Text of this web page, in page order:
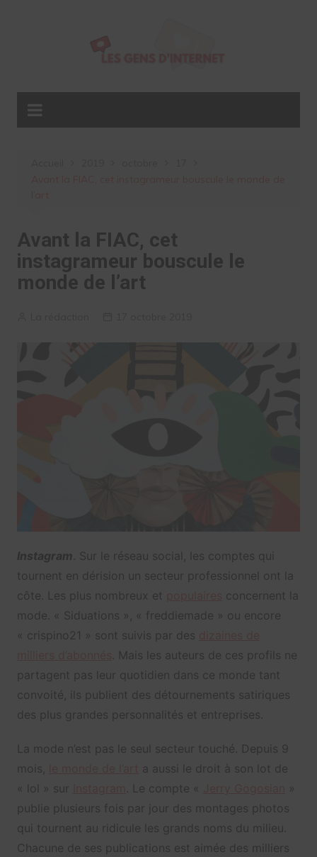
Avant la FIAC, cet
instagrameur bouscule le
monde de l’art
Instagram . Sur le réseau social, les comptes qui
tournent en dérision un secteur professionnel ont la
côte. Les plus nombreux et
concernent la
mode. « Siduations », « freddiemade » ou encore
« crispino21 » sont suivis par des
. Mais les auteurs de ces profils ne
partagent pas leur quotidien dans ce monde tant
convoité, ils publient des détournements satiriques
des plus grandes personnalités et entreprises.
La mode n’est pas le seul secteur touché. Depuis 9
mois,
a aussi le droit à son lot de
« lol » sur
. Le compte «
»
publie plusieurs fois par jour des montages photos
qui tournent au ridicule les grands noms du milieu.
Chacune de ses publications est aimée des milliers